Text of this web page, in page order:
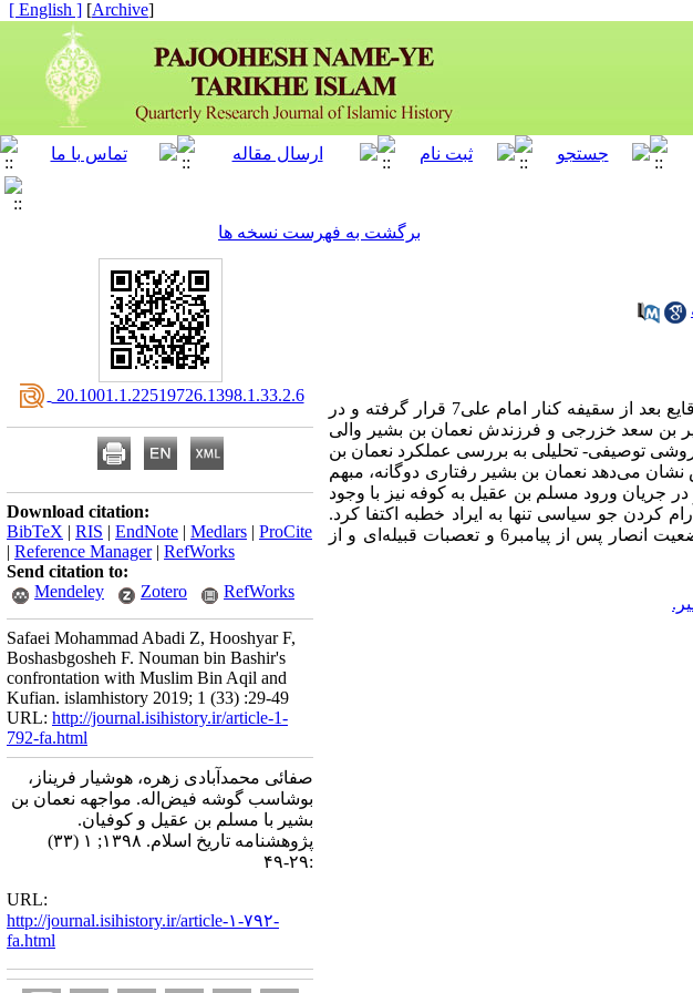
[
Archive
]
[ English ]
برگشت به فهرست نسخه ها
بعد از سقیفه کنار امام علی7 قرار گرفته و در
بن سعد خزرجی و فرزندش نعمان بن بشیر والی
توصیفی- تحلیلی به بررسی عملکرد نعمان بن
می‌دهد نعمان بن بشیر رفتاری دوگانه، مبهم
جریان ورود مسلم بن عقیل به کوفه نیز با وجود
کردن جو سیاسی تنها به ایراد خطبه اکتفا کرد.
انصار پس از پیامبر 6و تعصبات قبیله‌ای و از
‎ 20.1001.1.22519726.1398.1.33.2.6
Download citation:
BibTeX | RIS | EndNote | Medlars | ProCite
| Reference Manager| RefWorks
Send citation to:
Mendeley
Zotero RefWorks
Safaei Mohammad Abadi Z, Hooshyar F,
Boshasbgosheh F. Nouman bin Bashir's
confrontation with Muslim Bin Aqil and
Kufian. islamhistory 2019; 1 (33) :29-49
URL: http://journal.isihistory.ir/article-1-
792-fa.html
صفائی محمدآبادی زهره، هوشیار فریناز،
بوشاسب گوشه فیض‌اله. مواجهه نعمان بن
بشیر با مسلم بن عقیل و کوفیان.
پژوهشنامه تاریخ اسلام. ۱۳۹۸; ۱ (۳۳)
:۲۹-۴۹
URL:
http://journal.isihistory.ir/article-۱-۷۹۲-
fa.html